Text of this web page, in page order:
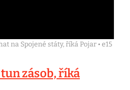
na Spojené státy, říká Pojar • e15
zásob, říká